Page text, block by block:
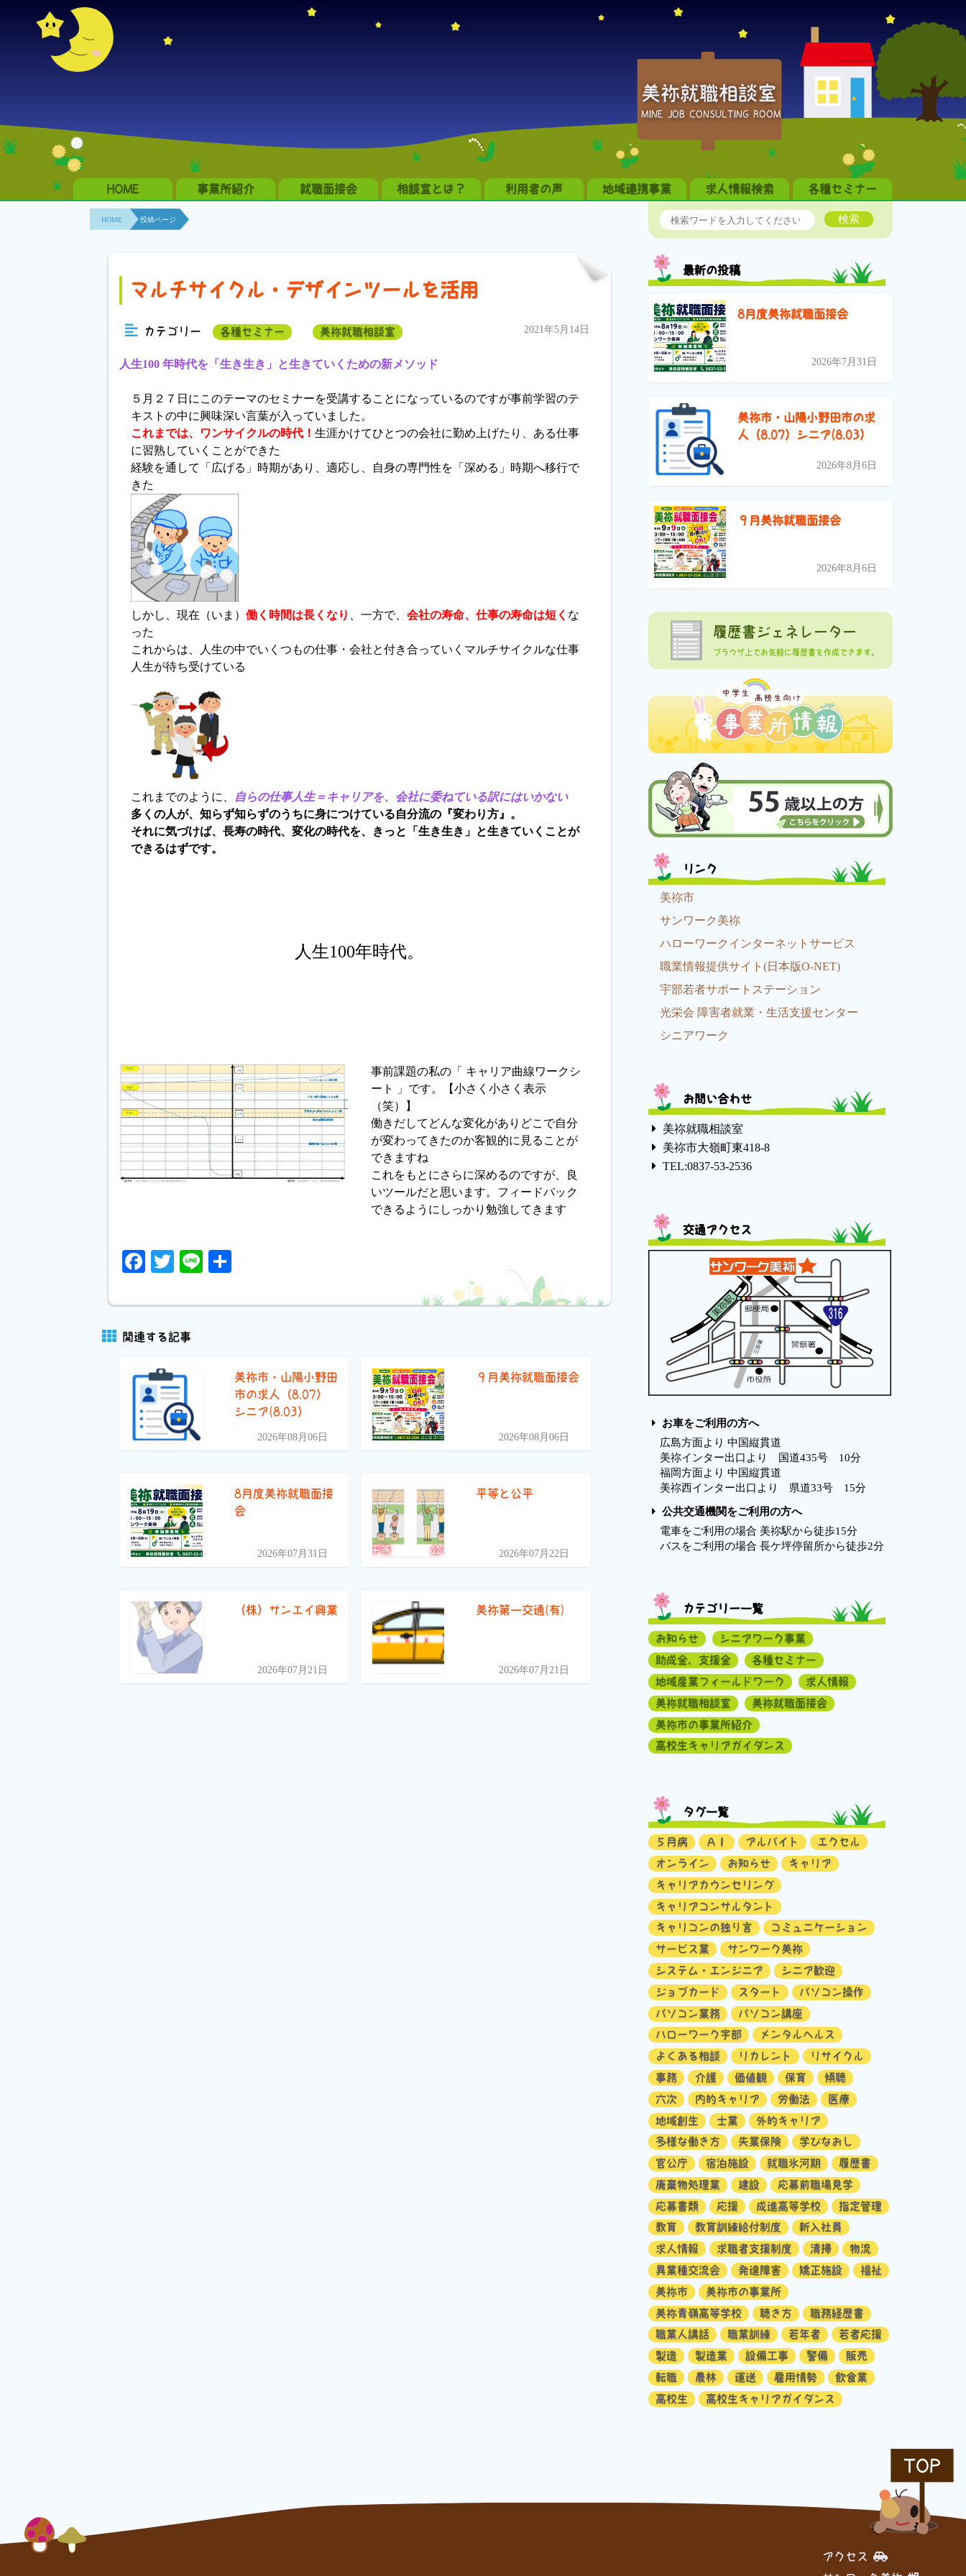
美祢就職相談室
MINE JOB CONSULTING ROOM
HOME 事業所紹介 就職面接会 相談室とは？ 利用者の声 地域連携事業 求人情報検索 各種セミナー
HOME 投稿ページ
マルチサイクル・デザインツールを活用
カテゴリー 各種セミナー 美祢就職相談室 2021年5月14日
人生100 年時代を「生き生き」と生きていくための新メソッド
５月２７日にこのテーマのセミナーを受講することになっているのですが事前学習のテ
キストの中に興味深い言葉が入っていました。
これまでは、ワンサイクルの時代！ 生涯かけてひとつの会社に勤め上げたり、ある仕事
に習熟していくことができた
経験を通して「広げる」時期があり、適応し、自身の専門性を「深める」時期へ移行で
きた
しかし、現在（いま） 働く時間は長くなり 、一方で、 会社の寿命、仕事の寿命は短く な
った
これからは、人生の中でいくつもの仕事・会社と付き合っていくマルチサイクルな仕事
人生が待ち受けている
これまでのように、
自らの仕事人生＝キャリアを、会社に委ねている訳にはいかない
多くの人が、知らず知らずのうちに身につけている自分流の『変わり方』。
それに気づけば、長寿の時代、変化の時代を、きっと「生き生き」と生きていくことが
できるはずです。
人生100年時代。
事前課題の私の「 キャリア曲線ワークシ
ート 」です。【小さく小さく表示
（笑）】
働きだしてどんな変化がありどこで自分
が変わってきたのか客観的に見ることが
できますね
これをもとにさらに深めるのですが、良
いツールだと思います。フィードバック
できるようにしっかり勉強してきます
Facebook
Twitter
Line
関連する記事
美祢市・山陽小野田
市の求人（8.07）
シニア(8.03）
2026年08月06日
９月美祢就職面接会
2026年08月06日
8月度美祢就職面接
会
2026年07月31日
平等と公平
2026年07月22日
（株）サンエイ興業
2026年07月21日
美祢第一交通(有)
2026年07月21日
検索
最新の投稿
8月度美祢就職面接会
2026年7月31日
美祢市・山陽小野田市の求
人（8.07）シニア(8.03）
2026年8月6日
９月美祢就職面接会
2026年8月6日
履歴書ジェネレーター
ブラウザ上でお気軽に履歴書を作成できます。
リンク
美祢市
サンワーク美祢
ハローワークインターネットサービス
職業情報提供サイト(日本版O-NET)
宇部若者サポートステーション
光栄会 障害者就業・生活支援センター
シニアワーク
お問い合わせ
美祢就職相談室
美祢市大嶺町東418-8
TEL:0837-53-2536
交通アクセス
お車をご利用の方へ
広島方面より 中国縦貫道
美祢インター出口より 国道435号 10分
福岡方面より 中国縦貫道
美祢西インター出口より 県道33号 15分
公共交通機関をご利用の方へ
電車をご利用の場合 美祢駅から徒歩15分
バスをご利用の場合 長ケ坪停留所から徒歩2分
カテゴリー一覧
お知らせ
シニアワーク事業
助成金、支援金
各種セミナー
地域産業フィールドワーク
求人情報
美祢就職相談室
美祢就職面接会
美祢市の事業所紹介
高校生キャリアガイダンス
タグ一覧
５月病 ＡＩ アルバイト
エクセル
オンライン
お知らせ
キャリア
キャリアカウンセリング
キャリアコンサルタント
キャリコンの独り言
コミュニケーション
サービス業
サンワーク美祢
システム・エンジニア
シニア歓迎
ジョブカード
スタート
パソコン操作
パソコン業務
パソコン講座
ハローワーク宇部
メンタルヘルス
よくある相談
リカレント
リサイクル
事務
介護 価値観 保育
傾聴
六次
内的キャリア 労働法
医療
地域創生
士業
外的キャリア
多様な働き方
失業保険
学びなおし
官公庁
宿泊施設 就職氷河期
履歴書
廃棄物処理業
建設
応募前職場見学
応募書類
応援 成進高等学校
指定管理
教育
教育訓練給付制度
新入社員
求人情報
求職者支援制度 清掃
物流
異業種交流会
発達障害 矯正施設
福祉
美祢市
美祢市の事業所
美祢青嶺高等学校
聴き方
職務経歴書
職業人講話
職業訓練 若年者
若者応援
製造
製造業 設備工事 警備
販売
転職
農林 運送 雇用情勢
飲食業
高校生
高校生キャリアガイダンス
TOP
アクセス